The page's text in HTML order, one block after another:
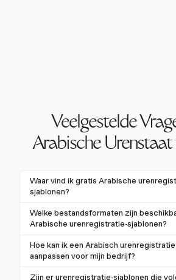
Veelgestelde
Arabische Urenstaat
Waar vind ik gratis Arabische
sjablonen?
Gratis Arabische urenregistratie-
beschikbaar in formaten zoals
sjablonen die kunnen worden
specifieke bedrijfsbehoeften.
Welke bestandsformaten zijn
Arabische urenregistratie-sjablonen?
Arabische urenregistratie-sjablonen
verschillende formaten, waaronder
Hoe kan ik een Arabisch
aanpassen voor mijn bedrijf?
Om een Arabisch urenregistratie-
Zijn er urenregistratie-sjablonen die